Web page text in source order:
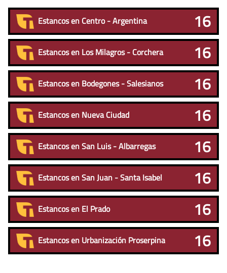
Estancos en Centro - Argentina 16
Estancos en Los Milagros - Corchera 16
Estancos en Bodegones - Salesianos 16
Estancos en Nueva Ciudad 16
Estancos en San Luis - Albarregas 16
Estancos en San Juan - Santa Isabel 16
Estancos en El Prado 16
Estancos en Urbanización Proserpina 16